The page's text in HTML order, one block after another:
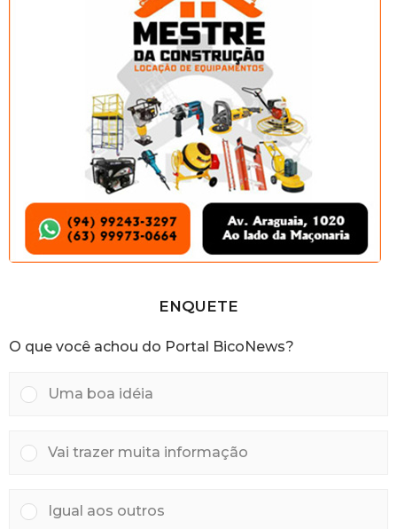
r
á
s
ENQUETE
O que você achou do Portal BicoNews?
Uma boa idéia
Vai trazer muita informação
Igual aos outros